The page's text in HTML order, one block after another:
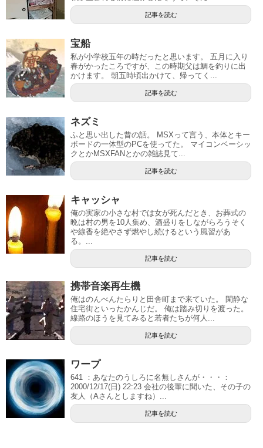
記事を読む
宝船
私が小学校五年の時だったと思います。 五月に入り
春がかったころですが、この時期父は鯛を釣りに出
かけます。 朝五時頃出かけて、帰ってく...
記事を読む
ネズミ
ふと思い出した昔の話。 MSXって言う、本体とキー
ボードの一体型のPCを使ってた。 マイコンベーシッ
クとかMSXFANとかの雑誌見て...
記事を読む
キャッシャ
俺の実家の小さな村では女が死んだとき、お葬式の
晩は村の男を10人集め、酒盛りをしながらろうそく
や線香を絶やさず燃やし続けるという風習があ
る。...
記事を読む
携帯音楽再生機
俺はのんべんたらりと田舎町まで来ていた。 閑静な
住宅街といったかんじだ。 俺は踏み切りを渡った。
線路のほうを見てみると若者たちが何人...
記事を読む
ワープ
641 ：あなたのうしろに名無しさんが・・・：
2000/12/17(日) 22:23 会社の後輩に聞いた、その子の
友人（Aさんとしますね）...
記事を読む